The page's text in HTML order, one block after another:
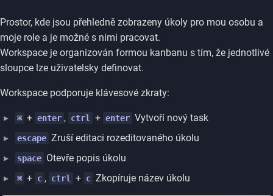
Prostor, kde jsou přehledně zobrazeny úkoly pro mou osobu a
moje role a je možné s nimi pracovat.
Workspace je organizován formou kanbanu s tím, že jednotlivé
sloupce lze uživatelsky definovat.
Workspace podporuje klávesové zkraty:
⌘ + enter , ctrl + enter Vytvoří nový task
escape Zruší editaci rozeditovaného úkolu
space Otevře popis úkolu
⌘ + c , ctrl + c Zkopíruje název úkolu